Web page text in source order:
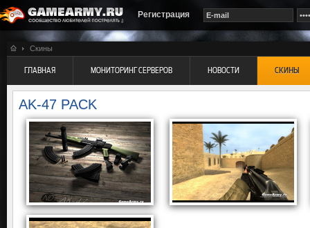
Регистрация
Скины
ГЛАВНАЯ МОНИТОРИНГ СЕРВЕРОВ НОВОСТИ СКИНЫ
AK-47 PACK